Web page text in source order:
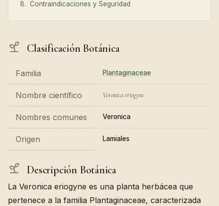
Contraindicaciones y Seguridad
Clasificación Botánica
Familia Plantaginaceae
Nombre científico Veronica eriogyne
Nombres comunes Veronica
Origen Lamiales
Descripción Botánica
La Veronica eriogyne es una planta herbácea que
pertenece a la familia Plantaginaceae, caracterizada